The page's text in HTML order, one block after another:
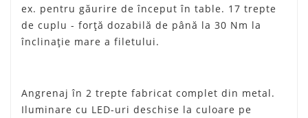
ex. pentru găurire de început în table. 17 trepte
de cuplu - forţă dozabilă de până la 30 Nm la
înclinaţie mare a filetului.
Angrenaj în 2 trepte fabricat complet din metal.
Iluminare cu LED-uri deschise la culoare pe